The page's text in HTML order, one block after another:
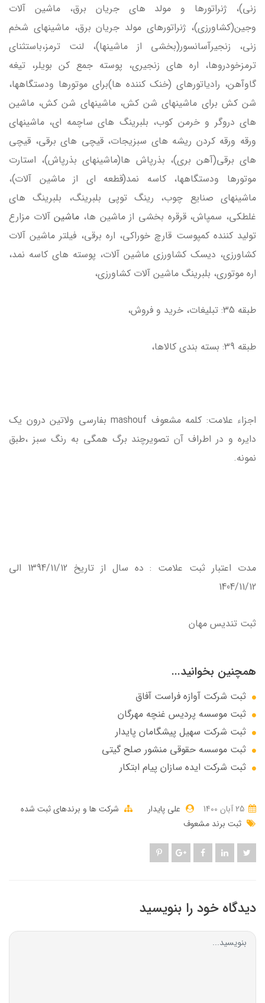
زني)، ژنراتورها و مولد هاي جريان برق، ماشين آلات
وجين(كشاورزي)، ژنراتورهاي مولد جريان برق، ماشينهاي شخم
زني، زنجيرآسانسور(بخشي از ماشينها)، لنت ترمز،باستثناي
ترمزخودروها، اره هاي زنجيري، پوسته جمع كن بويلر، تيغه
گاوآهن، رادياتورهاي (خنك كننده ها)براي موتورها ودستگاهها،
شن كش براي ماشينهاي شن كش، ماشينهاي شن كش، ماشين
هاي دروگر و خرمن كوب، بلبرينگ هاي ساچمه اي، ماشينهاي
ورقه ورقه كردن ريشه هاي سبزيجات، قيچي هاي برقي، قيچي
هاي برقي(آهن بري)، بذرپاش ها(ماشينهاي بذرپاش)، استارت
موتورها ودستگاهها، كاسه نمد(قطعه اي از ماشين آلات)،
ماشينهاي صنايع چوب، رينگ توپي بلبرينگ، بلبرينگ هاي
غلطكي، سمپاش، قرقره بخشي از ماشين ها، ماشينآلات مزارع
توليد كننده كمپوست قارچ خوراكي، اره برقي، فيلتر ماشين آلات
كشاورزي، ديسك كشاورزي ماشين آلات، پوسته هاي كاسه نمد،
اره موتوري، بلبرينگ ماشين آلات كشاورزي،
طبقه 35: تبليغات، خريد و فروش،
طبقه 39: بسته بندي كالاها،
اجزاء علامت: كلمه مشعوف mashouf بفارسي ولاتين درون يك
دايره و در اطراف آن تصويرچند برگ همگي به رنگ سبز ،طبق
نمونه.
مدت اعتبار ثبت علامت : ده سال از تاريخ 1394/11/12 الي
1404/11/12
ثبت تندیس مهان
همچنین بخوانید...
ثبت شرکت آوازه فراست آفاق
ثبت موسسه پردیس غنچه مهرگان
ثبت شرکت سهيل پيشگامان پايدار
ثبت موسسه حقوقی منشور صلح گیتی
ثبت شرکت ایده سازان پیام ابتکار
علی پایدار
شرکت ها و برندهای ثبت شده
ثبت برند مشعوف
دیدگاه خود را بنویسید